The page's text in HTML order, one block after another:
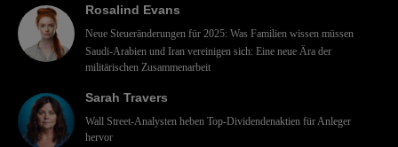
Rosalind Evans
Neue Steueränderungen für 2025: Was Familien wissen müssen
Saudi-Arabien und Iran vereinigen sich: Eine neue Ära der
militärischen Zusammenarbeit
Sarah Travers
Wall Street-Analysten heben Top-Dividendenaktien für Anleger
hervor